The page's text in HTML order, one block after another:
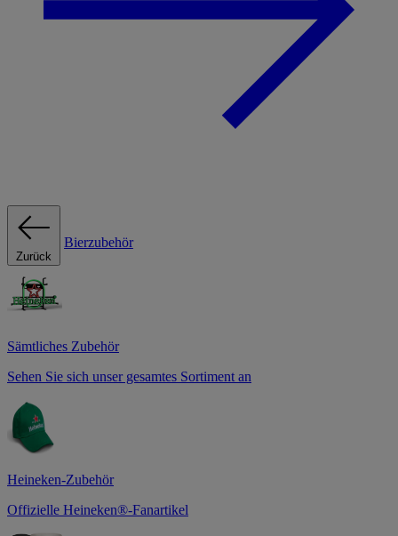
Zurück
Bierzubehör
Sämtliches Zubehör
Sehen Sie sich unser gesamtes Sortiment an
Heineken-Zubehör
Offizielle Heineken®-Fanartikel